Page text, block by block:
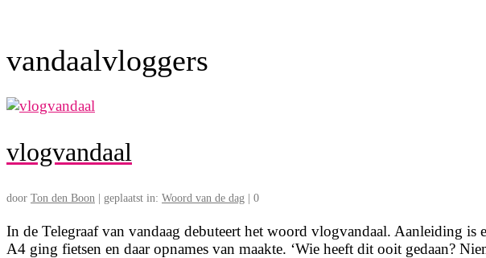
vandaalvloggers
vlogvandaal
door Ton den Boon geplaatst in: Woord van de dag 0
In de Telegraaf van vandaag debuteert het woord vlogvandaal. Aanleiding
A4 ging fietsen en daar opnames van maakte. ‘Wie heeft dit ooit gedaan?